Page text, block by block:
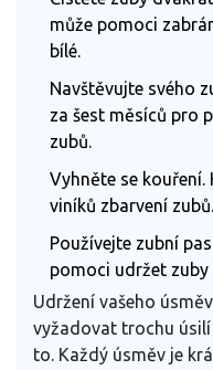
může pomoci
bílé.
Navštěvujte svého
za šest měsíců pro
zubů.
Vyhněte se kouření.
viníků zbarvení zubů.
Používejte zubní
pomoci udržet zuby
Udržení vašeho
vyžadovat trochu úsilí
to. Každý úsměv je